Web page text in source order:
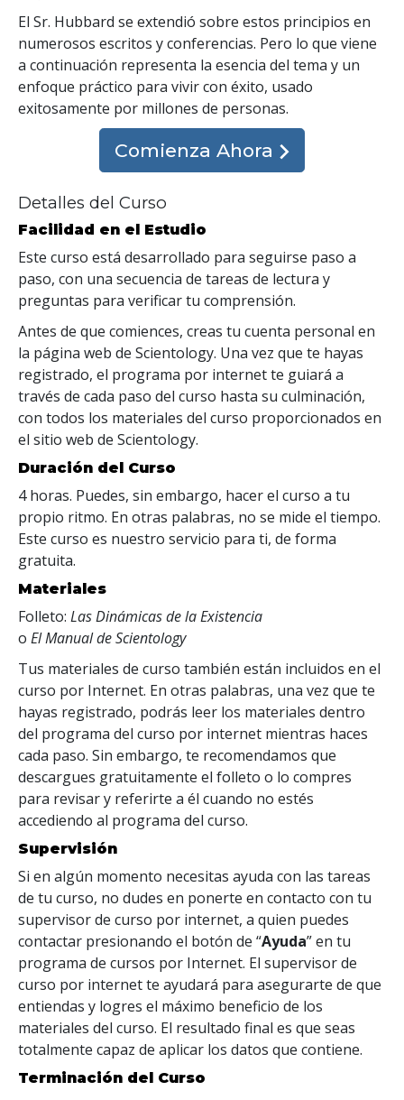
El Sr. Hubbard se extendió sobre estos principios en
numerosos escritos y conferencias. Pero lo que viene
a continuación representa la esencia del tema y un
enfoque práctico para vivir con éxito, usado
exitosamente por millones de personas.
Comienza Ahora
Detalles del Curso
Facilidad en el Estudio
Este curso está desarrollado para seguirse paso a
paso, con una secuencia de tareas de lectura y
preguntas para verificar tu comprensión.
Antes de que comiences, creas tu cuenta personal en
la página web de Scientology. Una vez que te hayas
registrado, el programa por internet te guiará a
través de cada paso del curso hasta su culminación,
con todos los materiales del curso proporcionados en
el sitio web de Scientology.
Duración del Curso
4 horas. Puedes, sin embargo, hacer el curso a tu
propio ritmo. En otras palabras, no se mide el tiempo.
Este curso es nuestro servicio para ti, de forma
gratuita.
Materiales
Folleto: Las Dinámicas de la Existencia
o El Manual de Scientology
Tus materiales de curso también están incluidos en el
curso por Internet. En otras palabras, una vez que te
hayas registrado, podrás leer los materiales dentro
del programa del curso por internet mientras haces
cada paso. Sin embargo, te recomendamos que
descargues gratuitamente el folleto o lo compres
para revisar y referirte a él cuando no estés
accediendo al programa del curso.
Supervisión
Si en algún momento necesitas ayuda con las tareas
de tu curso, no dudes en ponerte en contacto con tu
supervisor de curso por internet, a quien puedes
contactar presionando el botón de “Ayuda” en tu
programa de cursos por Internet. El supervisor de
curso por internet te ayudará para asegurarte de que
entiendas y logres el máximo beneficio de los
materiales del curso. El resultado final es que seas
totalmente capaz de aplicar los datos que contiene.
Terminación del Curso